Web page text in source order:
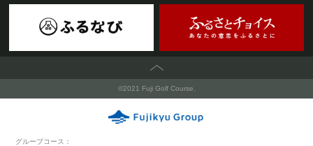
PAGETOP
©2021 Fuji Golf Course.
グループコース：